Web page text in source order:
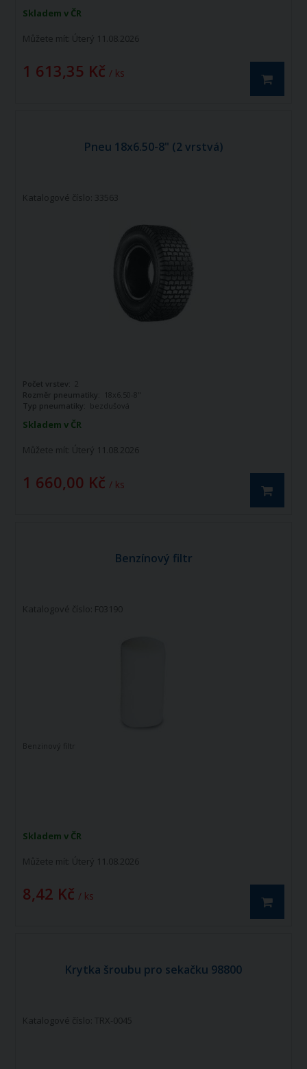
Skladem v ČR
Můžete mít: Úterý 11.08.2026
1 613,35 Kč / ks
Pneu 18x6.50-8" (2 vrstvá)
Katalogové číslo: 33563
Skladem v ČR
Můžete mít: Úterý 11.08.2026
1 660,00 Kč / ks
Počet vrstev:
Rozměr pneumatiky:
18x6.50-8"
Typ pneumatiky: bezdušová
Benzínový filtr
Katalogové číslo: F03190
Skladem v ČR
Můžete mít: Úterý 11.08.2026
8,42 Kč / ks
Benzinový filtr
Krytka šroubu pro sekačku 98800
Katalogové číslo: TRX-0045